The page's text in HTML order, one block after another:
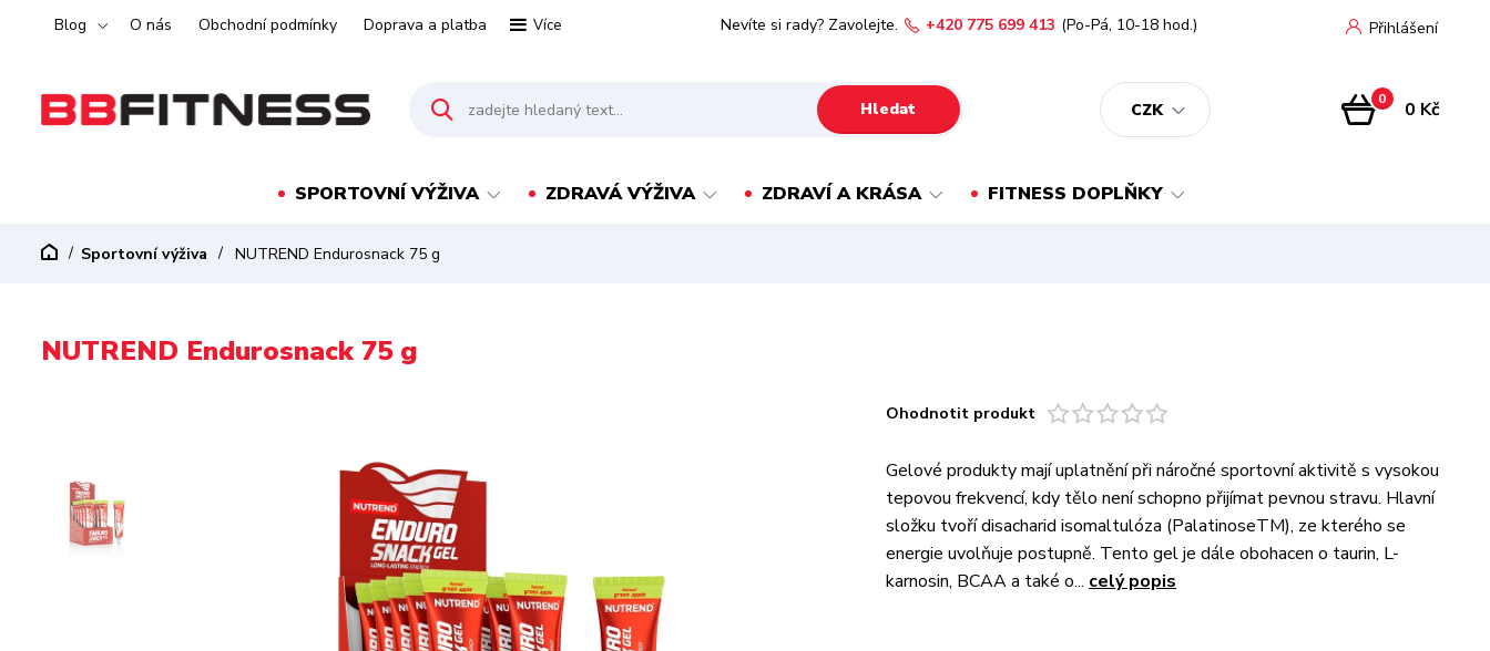
Blog O nás Obchodní podmínky Doprava a platba Více
CZK
Přihlášení
Hledat
Nevíte si rady? Zavolejte. +420 775 699 413 (Po-Pá, 10-18 hod.)
0 0 Kč
SPORTOVNÍ VÝŽIVA ZDRAVÁ VÝŽIVA ZDRAVÍ A KRÁSA FITNESS DOPLŇKY
Sportovní výživa NUTREND Endurosnack 75 g
NUTREND Endurosnack 75 g
Ohodnotit produkt
Gelové produkty mají uplatnění při náročné sportovní aktivitě s vysokou
tepovou frekvencí, kdy tělo není schopno přijímat pevnou stravu. Hlavní
složku tvoří disacharid isomaltulóza (PalatinoseTM), ze kterého se
energie uvolňuje postupně. Tento gel je dále obohacen o taurin, L-
karnosin, BCAA a také o... celý popis